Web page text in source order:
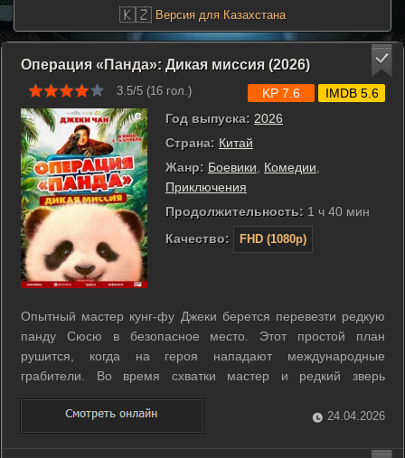
🇰🇿 Версия для Казахстана
Операция «Панда»: Дикая миссия (2026)
3.5/5 (16 гол.)
Год выпуска: 2026
Страна: Китай
Жанр: Боевики Комедии
Приключения
Продолжительность: 1 ч 40 мин
Качество:
FHD (1080p)
KP 7.6 IMDB 5.6
Опытный мастер кунг-фу Джеки берется перевезти редкую
панду Сюсю в безопасное место. Этот простой план
рушится, когда на героя нападают международные
грабители. Во время схватки мастер и редкий зверь
оказываются в глубоких джунглях среди первобытного
племени. Местные жители видят в маленькой панде
священное божество, способное спасти их народ от ...
24.04.2026